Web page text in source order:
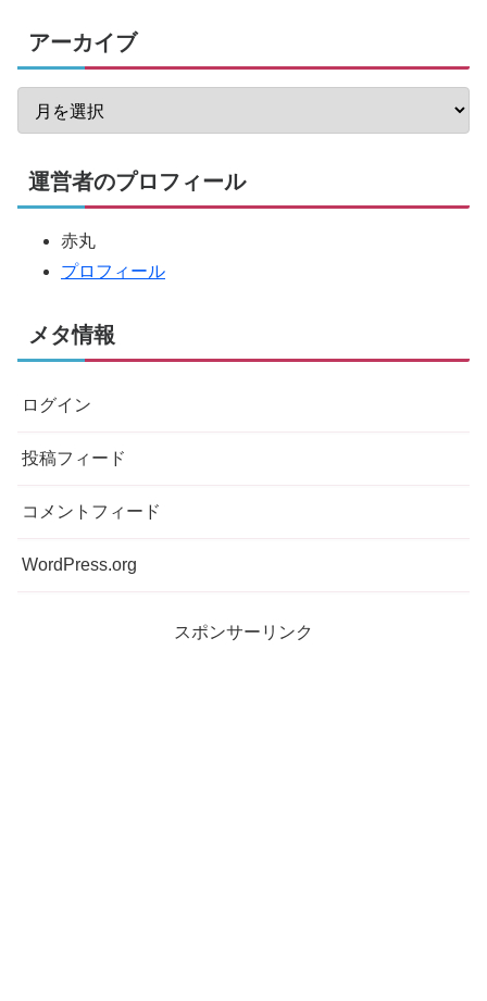
アーカイブ
運営者のプロフィール
赤丸
プロフィール
メタ情報
ログイン
投稿フィード
コメントフィード
WordPress.org
スポンサーリンク